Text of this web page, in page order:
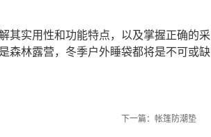
其实用性和功能特点，以及掌握正确的采
森林露营，冬季户外睡袋都将是不可或缺
下一篇： 帐篷防潮垫